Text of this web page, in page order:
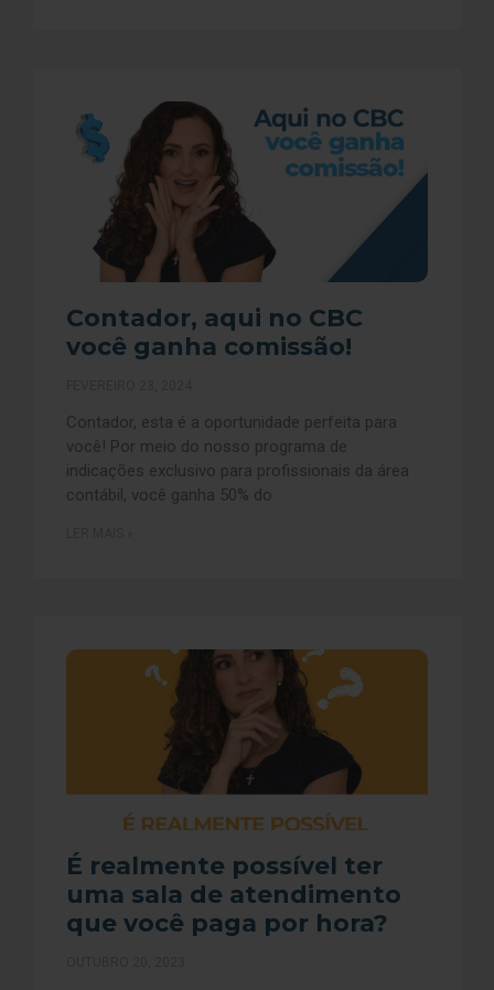
Contador, aqui no CBC
você ganha comissão!
Contador, esta é a oportunidade perfeita para
você! Por meio do nosso programa de
indicações exclusivo para profissionais da área
contábil, você ganha 50% do
É realmente possível ter
uma sala de atendimento
que você paga por hora?